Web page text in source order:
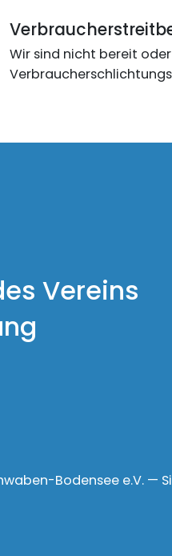
Wir sind nicht bereit
Vereins
Bodensee e.V. —